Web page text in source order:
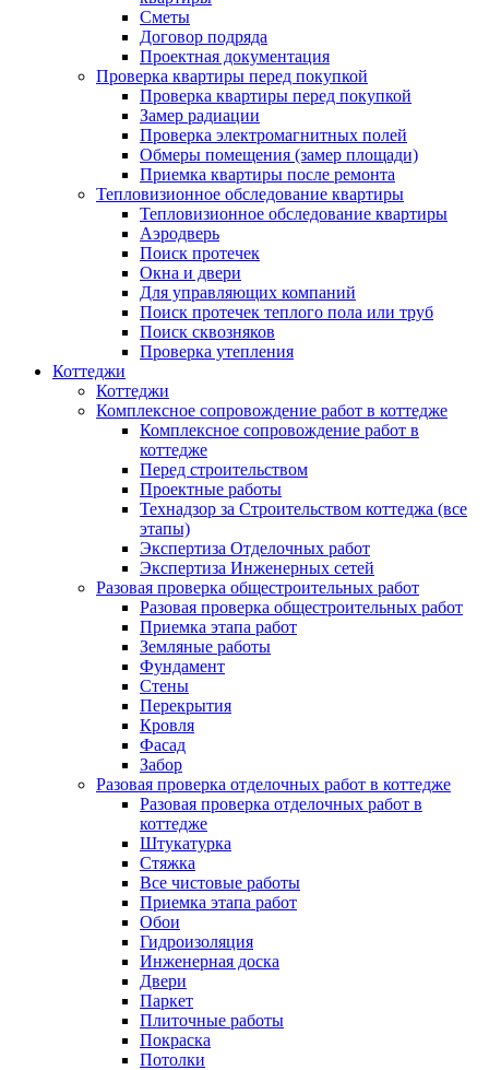
Сметы
Договор подряда
Проектная документация
Проверка квартиры перед покупкой
Проверка квартиры перед покупкой
Замер радиации
Проверка электромагнитных полей
Обмеры помещения (замер площади)
Приемка квартиры после ремонта
Тепловизионное обследование квартиры
Тепловизионное обследование квартиры
Аэродверь
Поиск протечек
Окна и двери
Для управляющих компаний
Поиск протечек теплого пола или труб
Поиск сквозняков
Проверка утепления
Коттеджи
Коттеджи
Комплексное сопровождение работ в коттедже
Комплексное сопровождение работ в
коттедже
Перед строительством
Проектные работы
Технадзор за Строительством коттеджа (все
этапы)
Экспертиза Отделочных работ
Экспертиза Инженерных сетей
Разовая проверка общестроительных работ
Разовая проверка общестроительных работ
Приемка этапа работ
Земляные работы
Фундамент
Стены
Перекрытия
Кровля
Фасад
Забор
Разовая проверка отделочных работ в коттедже
Разовая проверка отделочных работ в
коттедже
Штукатурка
Стяжка
Все чистовые работы
Приемка этапа работ
Обои
Гидроизоляция
Инженерная доска
Двери
Паркет
Плиточные работы
Покраска
Потолки